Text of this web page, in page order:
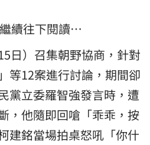
續往下閱讀…
日）召集朝野協商，針對
等12案進行討論，期間卻
黨立委羅智強發言時，遭
，他隨即回嗆「乖乖，按
建銘當場拍桌怒吼「你什